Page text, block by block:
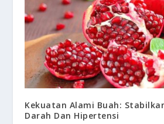
Kekuatan Alami Buah:
Darah Dan Hipertensi